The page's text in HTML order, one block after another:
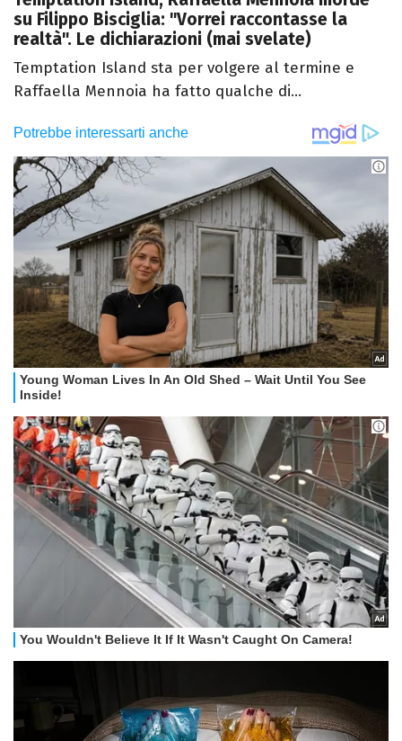
su Filippo Bisciglia: "Vorrei raccontasse la
realtà". Le dichiarazioni (mai svelate)
Temptation Island sta per volgere al termine e
Raffaella Mennoia ha fatto qualche di...